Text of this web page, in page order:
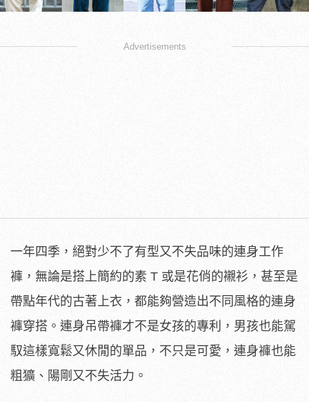
Advertisements
一年四季，絕對少不了有型又不失品味的連身工作
褲，無論是搭上簡約的素 T 或是花俏的襯衫，甚至是
帶點年代的古著上衣，都能夠營造出不同風格的連身
褲穿搭。連身吊帶褲才不是女孩的專利，男孩也能駕
馭這樣寬鬆又休閒的單品，不只是可愛，連身褲也能
粗獷、陽剛又不失活力。